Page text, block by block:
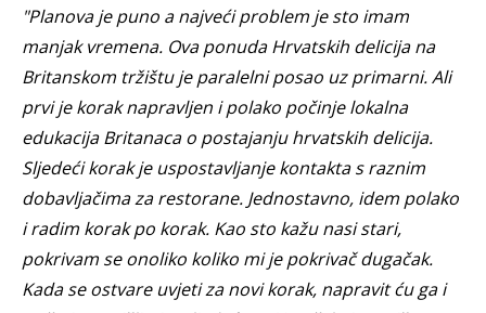
"Planova je puno a najveći problem je sto imam
manjak vremena. Ova ponuda Hrvatskih delicija na
Britanskom tržištu je paralelni posao uz primarni. Ali
prvi je korak napravljen i polako počinje lokalna
edukacija Britanaca o postajanju hrvatskih delicija.
Sljedeći korak je uspostavljanje kontakta s raznim
dobavljačima za restorane. Jednostavno, idem polako
i radim korak po korak. Kao sto kažu nasi stari,
pokrivam se onoliko koliko mi je pokrivač dugačak.
Kada se ostvare uvjeti za novi korak, napravit ću ga i